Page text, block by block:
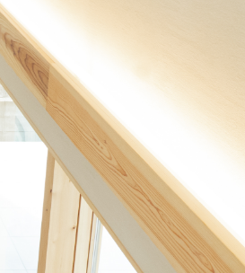
Reason
選ばれる理由
Works
施工事例